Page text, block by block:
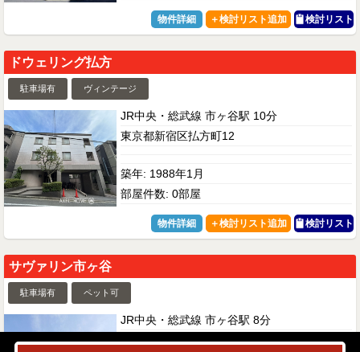
物件詳細 検討リスト
ドウェリング払方
駐車場有 ヴィンテージ
JR中央・総武線 市ヶ谷駅 10分
東京都新宿区払方町12
築年: 1988年1月
部屋件数: 0部屋
物件詳細 検討リスト
サヴァリン市ヶ谷
駐車場有 ペット可
JR中央・総武線 市ヶ谷駅 8分
東京都新宿区払方町11